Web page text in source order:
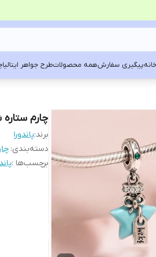
خانهپیگیری سفارشهمه محصولاتطرح جواهر ایتالیا
چارم
برند:پاندورا
دسته‌بندی:
برچسب‌ها :